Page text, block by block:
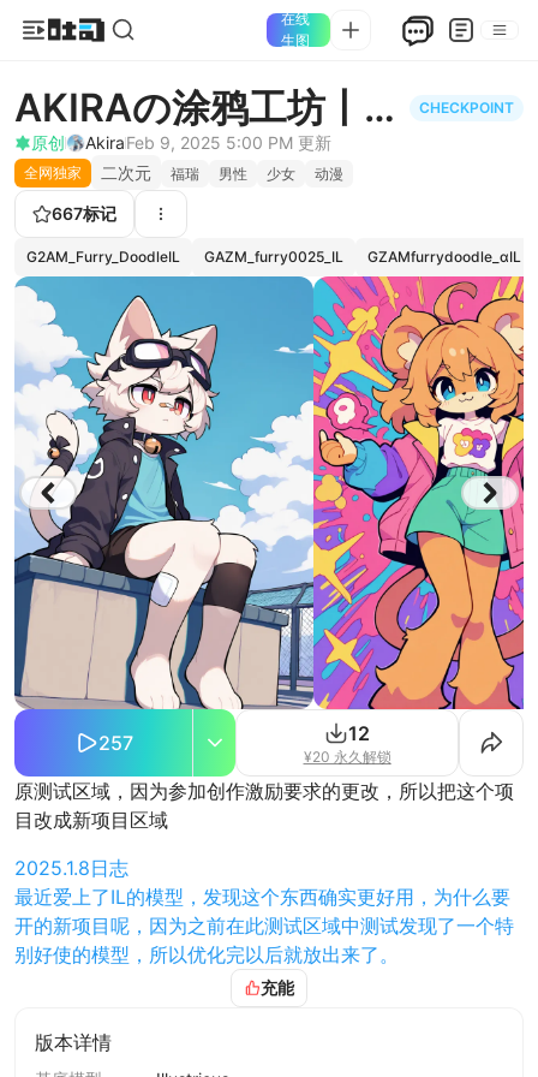
在线
生图
AKIRAの涂鸦工坊丨
GZAM_furry_IL
CHECKPOINT
原创 AkiraFeb 9, 2025 5:00 PM 更新
全网独家 二次元 福瑞 男性 少女 动漫
667标记
G2AM_Furry_DoodleIL GAZM_furry0025_IL GZAMfurrydoodle_αIL
257 12
¥20 永久解锁
原测试区域，因为参加创作激励要求的更改，所以把这个项
目改成新项目区域
2025.1.8日志
最近爱上了IL的模型，发现这个东西确实更好用，为什么要
开的新项目呢，因为之前在此测试区域中测试发现了一个特
别好使的模型，所以优化完以后就放出来了。
为了让这个模型看上去更有风格一些，也为了让充能的用户
感觉更值一些，所以就进行了一次更新，本次更新主要是进
充能
版本详情